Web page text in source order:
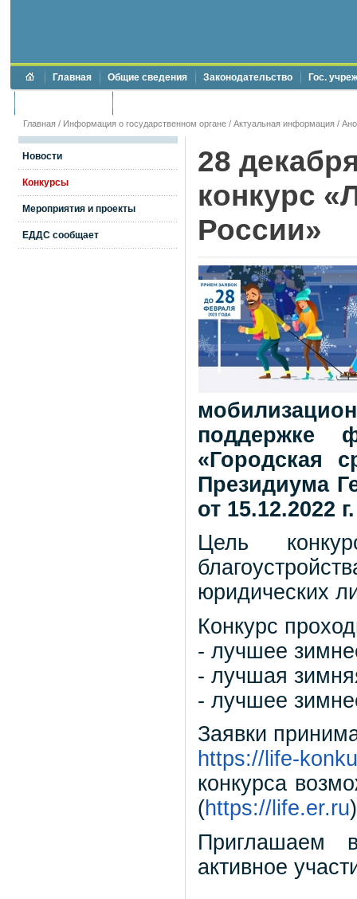
Главная Общие сведения Законодательство Гос.
Главная / Информация о государственном органе / Актуальная информация /
Новости
Конкурсы
Мероприятия и проекты
ЕДДС сообщает
28
конкурс
России»
поддержке
«Городская
Президиума
от 15.12.2022 г.
Цель
юридических
Конкурс
- лучшее
- лучшая
- лучшее
Заявки
https://life-
конкурса
(https://life.er.ru
Приглашаем
активное